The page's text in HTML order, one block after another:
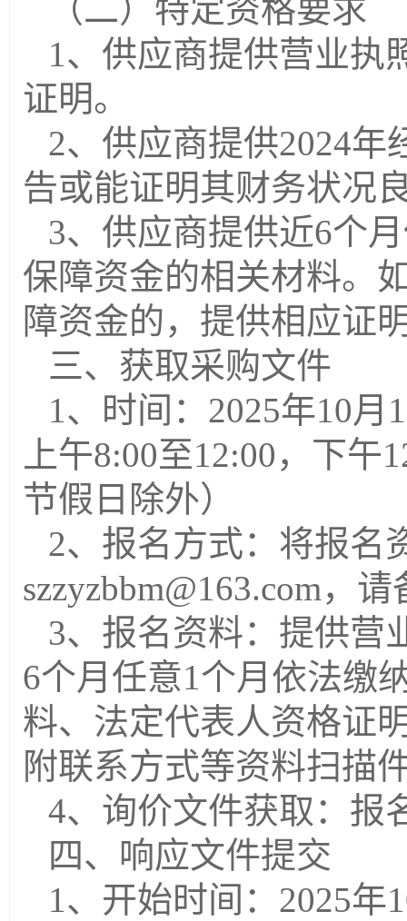
（二）特定资格要求
1、 供应商提供营业执
证明。
2、 供应商提供2024年
告或能证明其财务状况
3、 供应商提供近6个
保障资金的相关材料。
障资金的，提供相应证
三、获取采购文件
1、时间：2025年10月
上午8:00至12:00，下午
节假日除外）
2、报名方式：将报名
szzyzbbm@163.com，
3、报名资料： 提供营
6个月任意1个月依法缴
料、法定代表人资格证
附联系方式等资料扫描
4、询价文件获取：报
四、响应文件提交
1、开始时间：2025年